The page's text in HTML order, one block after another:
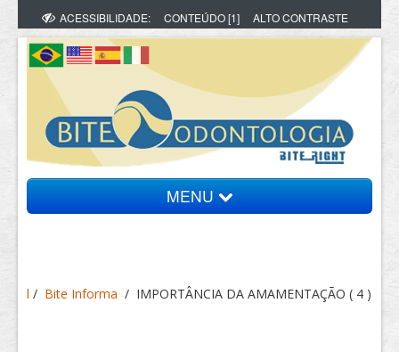
ACESSIBILIDADE: CONTEÚDO [1] ALTO CONTRASTE
MENU
Vídeos
l / Bite Informa / IMPORTÂNCIA DA AMAMENTAÇÃO ( 4 )